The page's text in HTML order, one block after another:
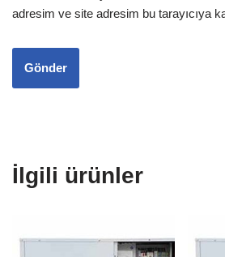
adresim ve site adresim bu tarayıcıya
İlgili ürünler